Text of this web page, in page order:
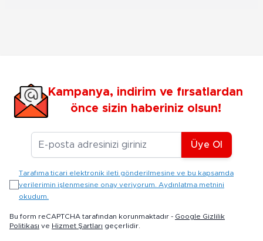
Kampanya, indirim ve fırsatlardan
önce sizin haberiniz olsun!
E-posta Adresiniz
Üye Ol
Tarafıma ticari elektronik ileti gönderilmesine ve bu kapsamda
verilerimin işlenmesine onay veriyorum. Aydınlatma metnini
okudum.
Bu form reCAPTCHA tarafından korunmaktadır - Google Gizlilik
Politikası ve Hizmet Şartları geçerlidir.